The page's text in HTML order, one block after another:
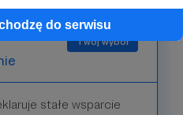
do serwisu
stałe wsparcie